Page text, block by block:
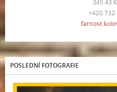
345 43
+420 732
POSLEDNÍ FOTOGRAFIE